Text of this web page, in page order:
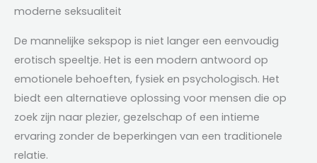
moderne seksualiteit
De mannelijke sekspop is niet langer een eenvoudig
erotisch speeltje. Het is een modern antwoord op
emotionele behoeften, fysiek en psychologisch. Het
biedt een alternatieve oplossing voor mensen die op
zoek zijn naar plezier, gezelschap of een intieme
ervaring zonder de beperkingen van een traditionele
relatie.